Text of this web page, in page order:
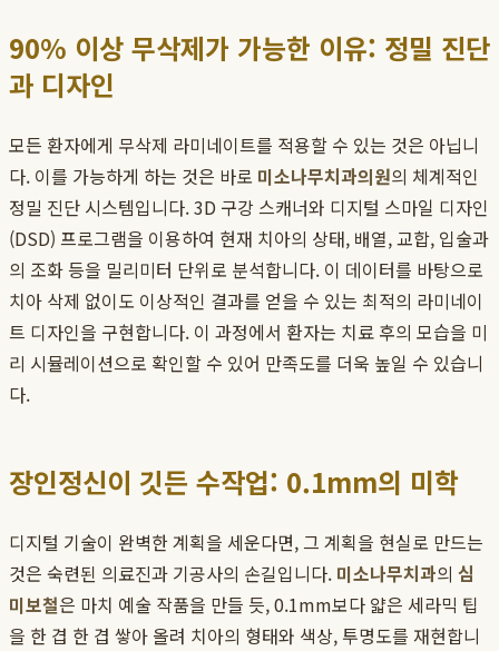
90% 이상 무삭제가 가능한 이유: 정밀 진단
과 디자인
모든 환자에게 무삭제 라미네이트를 적용할 수 있는 것은 아닙니
다. 이를 가능하게 하는 것은 바로 미소나무치과의원의 체계적인
정밀 진단 시스템입니다. 3D 구강 스캐너와 디지털 스마일 디자인
(DSD) 프로그램을 이용하여 현재 치아의 상태, 배열, 교합, 입술과
의 조화 등을 밀리미터 단위로 분석합니다. 이 데이터를 바탕으로
치아 삭제 없이도 이상적인 결과를 얻을 수 있는 최적의 라미네이
트 디자인을 구현합니다. 이 과정에서 환자는 치료 후의 모습을 미
리 시뮬레이션으로 확인할 수 있어 만족도를 더욱 높일 수 있습니
다.
장인정신이 깃든 수작업: 0.1mm의 미학
디지털 기술이 완벽한 계획을 세운다면, 그 계획을 현실로 만드는
것은 숙련된 의료진과 기공사의 손길입니다. 미소나무치과의 심
미보철은 마치 예술 작품을 만들 듯, 0.1mm보다 얇은 세라믹 팁
을 한 겹 한 겹 쌓아 올려 치아의 형태와 색상, 투명도를 재현합니